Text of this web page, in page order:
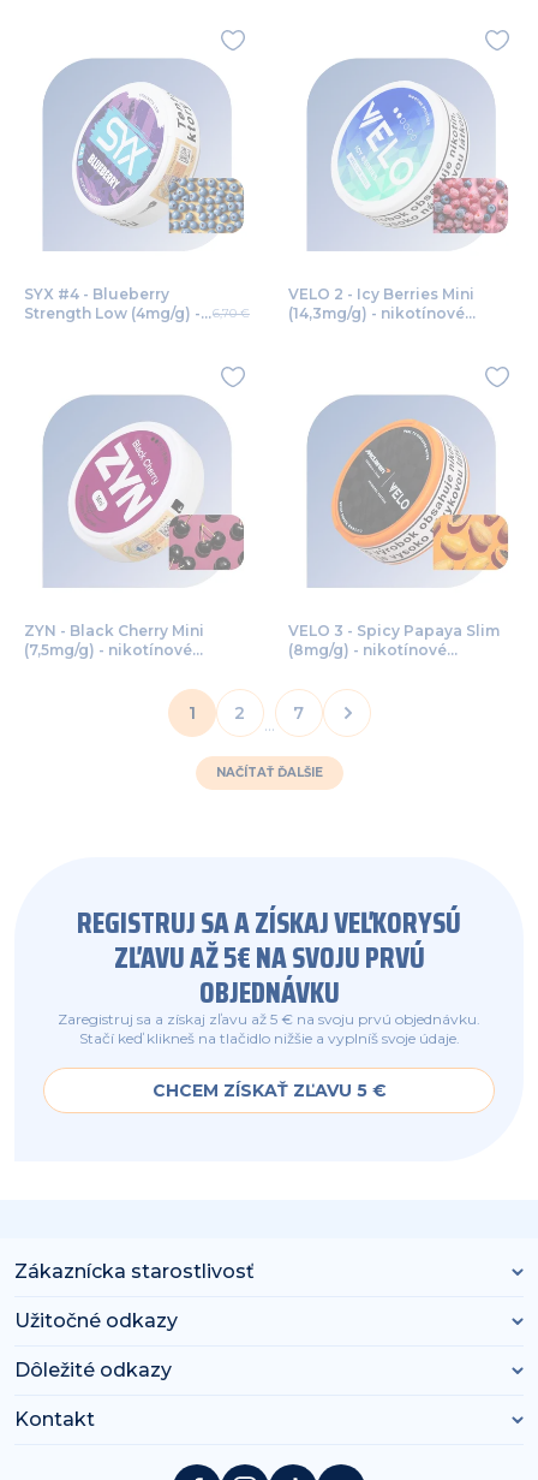
SYX #4 - Blueberry
Strength Low (4mg/g) -
6,70 €
VELO 2 - Icy Berries Mini
(14,3mg/g) - nikotínové
ZYN - Black Cherry Mini
(7,5mg/g) - nikotínové
VELO 3 - Spicy Papaya Slim
(8mg/g) - nikotínové
1 2
...
7
NAČÍTAŤ ĎALŠIE
REGISTRUJ SA A ZÍSKAJ VEĽKORYSÚ
ZĽAVU AŽ 5€ NA SVOJU PRVÚ
OBJEDNÁVKU
Zaregistruj sa a získaj zľavu až 5 € na svoju prvú objednávku.
Stačí keď klikneš na tlačidlo nižšie a vyplníš svoje údaje.
CHCEM ZÍSKAŤ ZĽAVU 5 €
Zákaznícka starostlivosť
Užitočné odkazy
Dôležité odkazy
Kontakt